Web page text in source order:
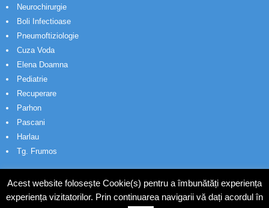
Neurochirurgie
Boli Infectioase
Pneumoftiziologie
Cuza Voda
Elena Doamna
Pediatrie
Recuperare
Parhon
Pascani
Harlau
Tg. Frumos
Acest website folosește Cookie(s) pentru a îmbunătăți experiența
experiența vizitatorilor. Prin continuarea navigarii vă dați acordul în